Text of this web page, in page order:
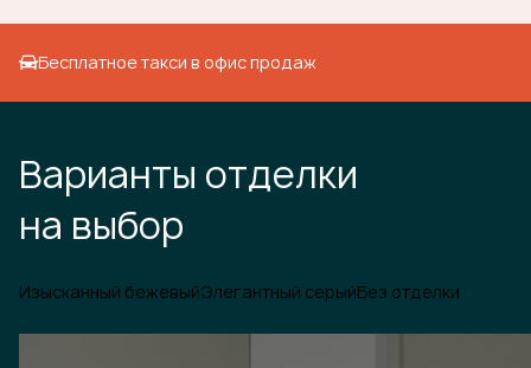
Бесплатное такси в офис продаж
Варианты отделки
на выбор
Изысканный бежевыйЭлегантный серыйБез отделки